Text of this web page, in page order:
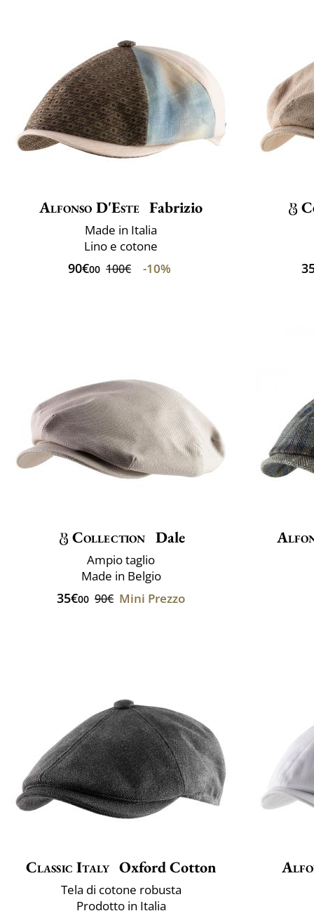
Alfonso D'Este Fabrizio
Made in Italia
Lino e cotone
90€00 100€ -10%
Collection Dale
Ampio taglio
Made in Belgio
35€00 90€ Mini Prezzo
Classic Italy Oxford Cotton
Tela di cotone robusta
Prodotto in Italia